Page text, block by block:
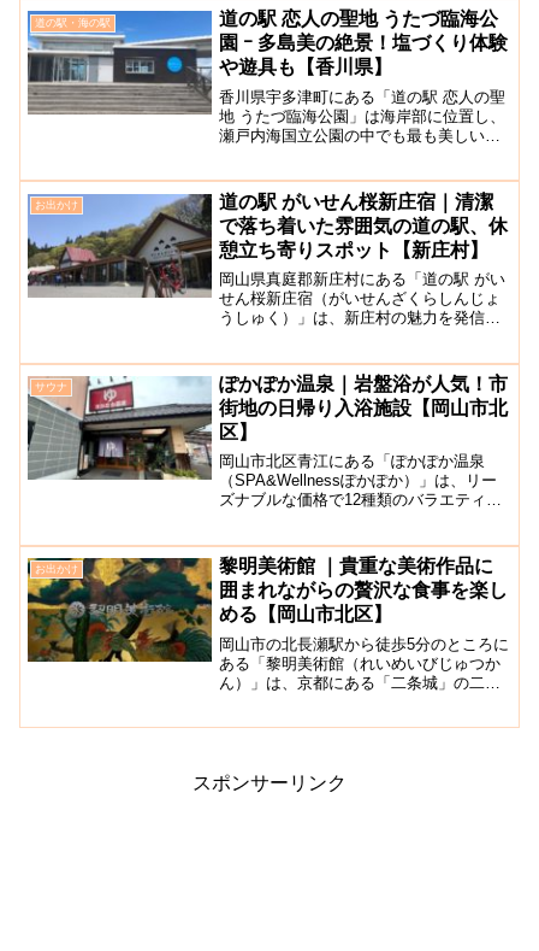
鳥水源は基調な水汲み場であったと言わ
れており、現在でも地元の...
道の駅・海の駅
道の駅 恋人の聖地 うたづ臨海公
園 ｰ 多島美の絶景！塩づくり体験
や遊具も【香川県】
香川県宇多津町にある「道の駅 恋人の聖
地 うたづ臨海公園」は海岸部に位置し、
瀬戸内海国立公園の中でも最も美しいと
山ICから車で約47分のところにありま
す。ゴールドタワー...
お出かけ
道の駅 がいせん桜新庄宿｜清潔
で落ち着いた雰囲気の道の駅、休
憩立ち寄りスポット【新庄村】
岡山県真庭郡新庄村にある「道の駅 がい
せん桜新庄宿（がいせんざくらしんじょ
うしゅく）」は、新庄村の魅力を発信し
ん、日常の買い物スポットとしても利用
できるようにしていま...
サウナ
ぽかぽか温泉｜岩盤浴が人気！市
街地の日帰り入浴施設【岡山市北
区】
岡山市北区青江にある「ぽかぽか温泉
（SPA&Wellnessぽかぽか）」は、リー
ズナブルな価格で12種類のバラエティに
の、お湯がたっぷりめのスタンダートな
主浴槽や季節ごと...
お出かけ
黎明美術館 ｜貴重な美術作品に
囲まれながらの贅沢な食事を楽し
める【岡山市北区】
岡山市の北長瀬駅から徒歩5分のところに
ある「黎明美術館（れいめいびじゅつか
ん）」は、京都にある「二条城」の二の
スポンサーリンク